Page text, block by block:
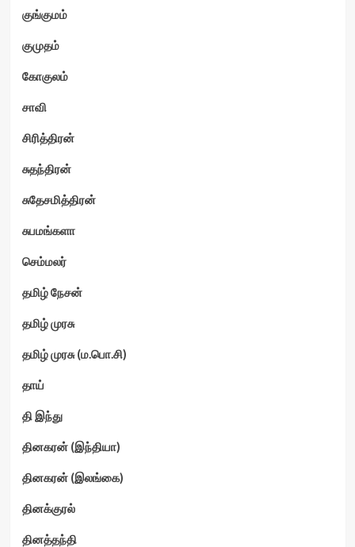
குங்குமம்
குமுதம்
கோகுலம்
சாவி
சிரித்திரன்
சுதந்திரன்
சுதேசமித்திரன்
சுபமங்களா
செம்மலர்
தமிழ் நேசன்
தமிழ் முரசு
தமிழ் முரசு (ம.பொ.சி)
தாய்
தி இந்து
தினகரன் (இந்தியா)
தினகரன் (இலங்கை)
தினக்குரல்
தினத்தந்தி